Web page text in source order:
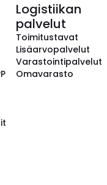
Logistiikan
palvelut
Toimitustavat
Lisäarvopalvelut
Varastointipalvelut
Omavarasto